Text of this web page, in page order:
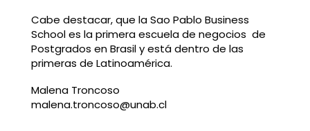
Cabe destacar, que la Sao Pablo Business
School es la primera escuela de negocios de
Postgrados en Brasil y está dentro de las
primeras de Latinoamérica.
Malena Troncoso
malena.troncoso@unab.cl